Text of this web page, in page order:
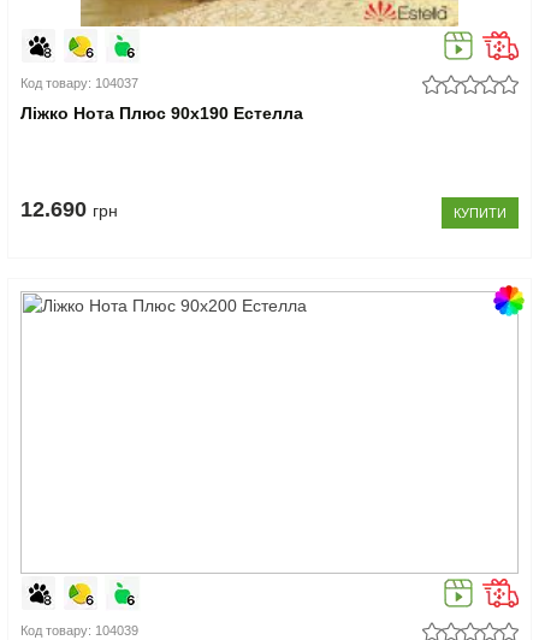
Код товару: 104037
Ліжко Нота Плюс 90x190 Естелла
12.690 грн КУПИТИ
Код товару: 104039